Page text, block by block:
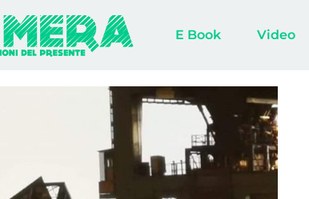
E Book Video